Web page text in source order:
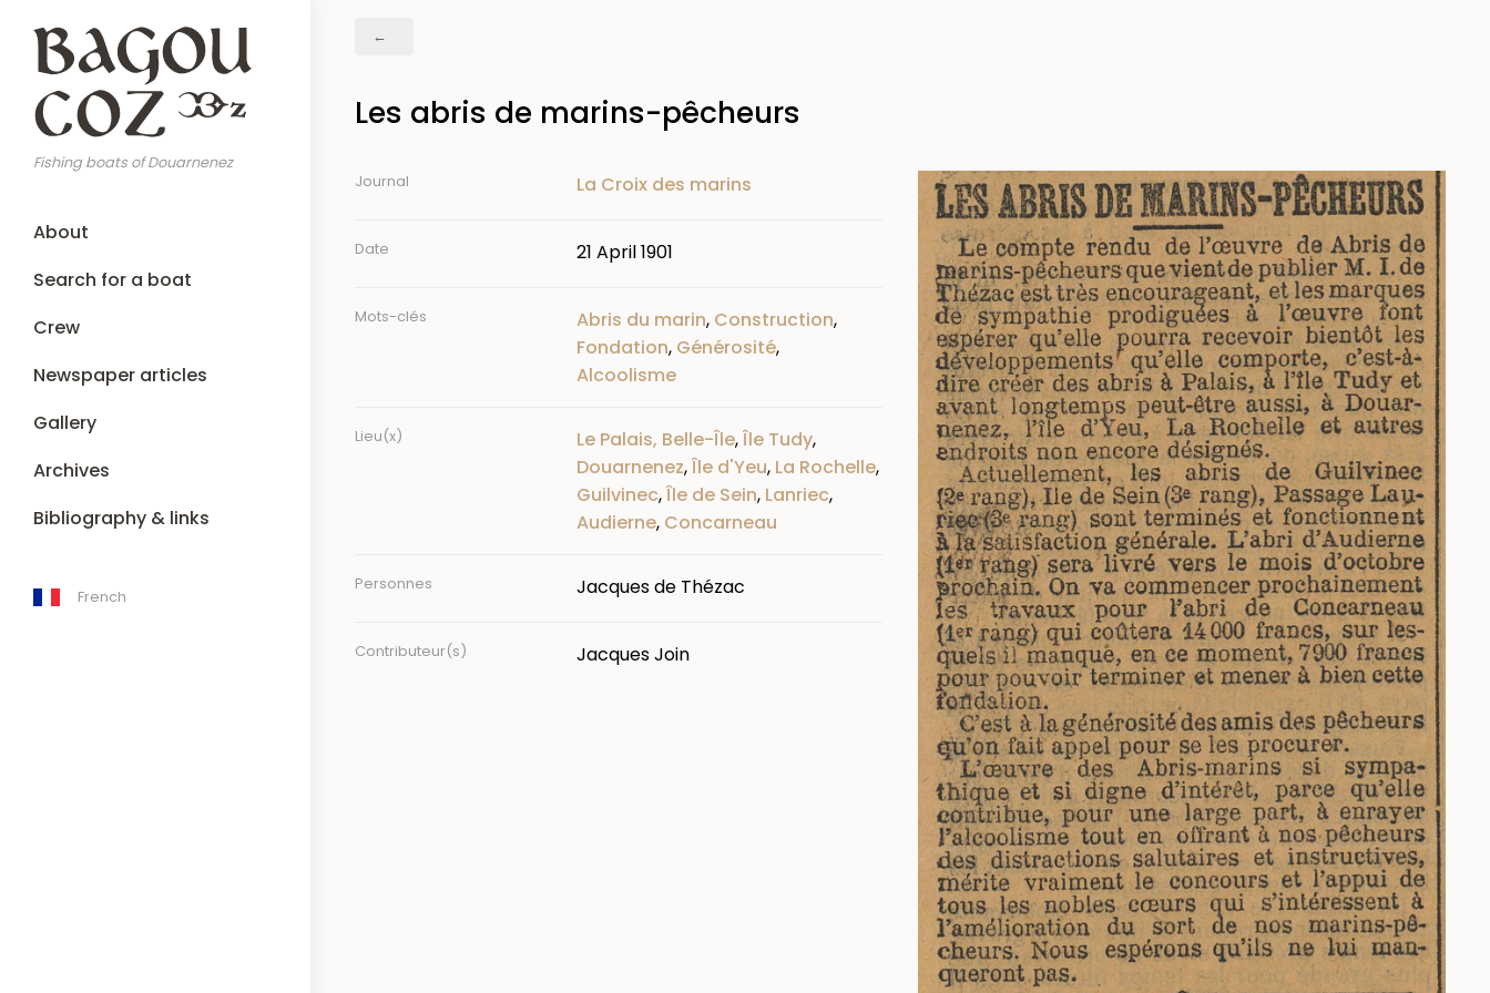
main
content
Fishing boats of Douarnenez
MainAbout
Search for a boat
Crew
Newspaper articles
Gallery
Archives
Bibliography & links
French
Breadcrumb
Les abris de marins-pêcheurs
Journal La Croix des marins
Date 21 April 1901
Mots-clés Abris du marin, Construction,
Fondation, Générosité,
Alcoolisme
Lieu(x) Le Palais, Belle-Île,Île Tudy,
Douarnenez,Île d'Yeu, La Rochelle,
Guilvinec,Île de Sein, Lanriec,
Audierne, Concarneau
Personnes Jacques de Thézac
Contributeur(s) Jacques Join
Image